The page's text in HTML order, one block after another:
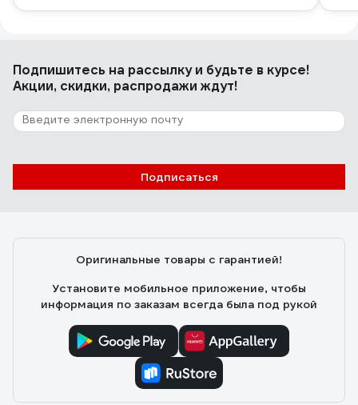
Подпишитесь на рассылкуи будьте в курсе!
Акции, скидки, распродажи ждут!
Подписаться
Оригинальные товары с гарантией!
Установите мобильное приложение, чтобы
информация по заказам всегда была под рукой